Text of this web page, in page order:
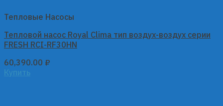
Тепловые Насосы
Тепловой насос Royal Clima тип воздух-воздух серии
FRESH RCI-RF30HN
60,390.00 ₽
Купить